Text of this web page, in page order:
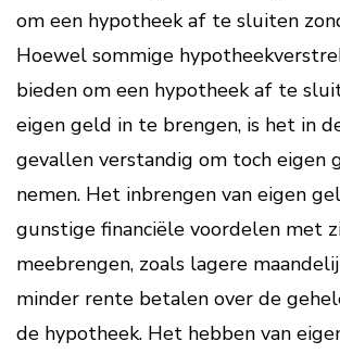
om een hypotheek af te sluiten
Hoewel sommige
bieden om een hypotheek af te
eigen geld in te brengen, is het in
gevallen verstandig om toch eigen
nemen. Het inbrengen van eigen
gunstige financiële voordelen met
meebrengen, zoals lagere
minder rente betalen over de
de hypotheek. Het hebben van